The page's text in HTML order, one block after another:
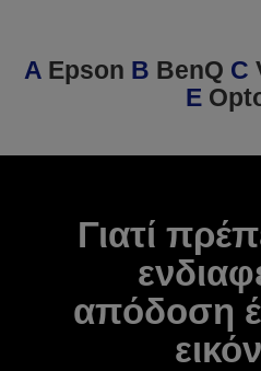
A Epson B BenQ C
E
Γιατί
απόδοση